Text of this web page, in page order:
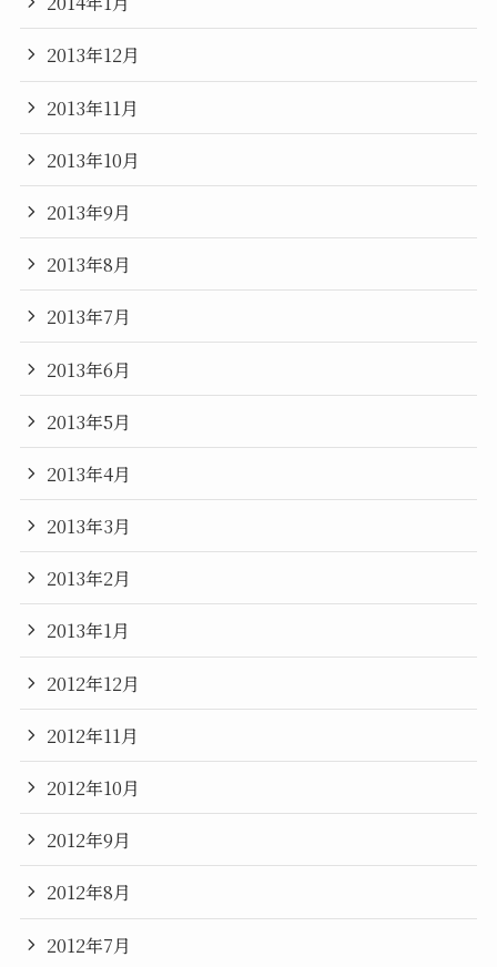
2013年12月
2013年11月
2013年10月
2013年9月
2013年8月
2013年7月
2013年6月
2013年5月
2013年4月
2013年3月
2013年2月
2013年1月
2012年12月
2012年11月
2012年10月
2012年9月
2012年8月
2012年7月